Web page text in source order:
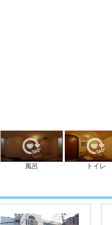
風呂 トイレ